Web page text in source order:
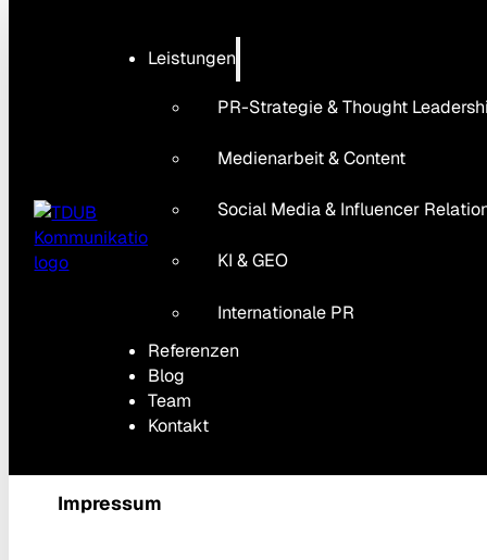
Leistungen
PR-Strategie & Thought
Medienarbeit & Content
Social Media & Influencer
KI & GEO
Internationale PR
Referenzen
Blog
Team
Kontakt
Impressum